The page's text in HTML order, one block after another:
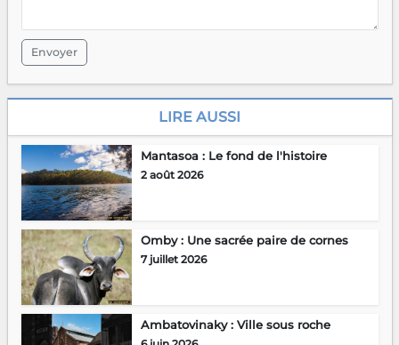
Envoyer
LIRE AUSSI
Mantasoa : Le fond de l'histoire
2 août 2026
Omby : Une sacrée paire de cornes
7 juillet 2026
Ambatovinaky : Ville sous roche